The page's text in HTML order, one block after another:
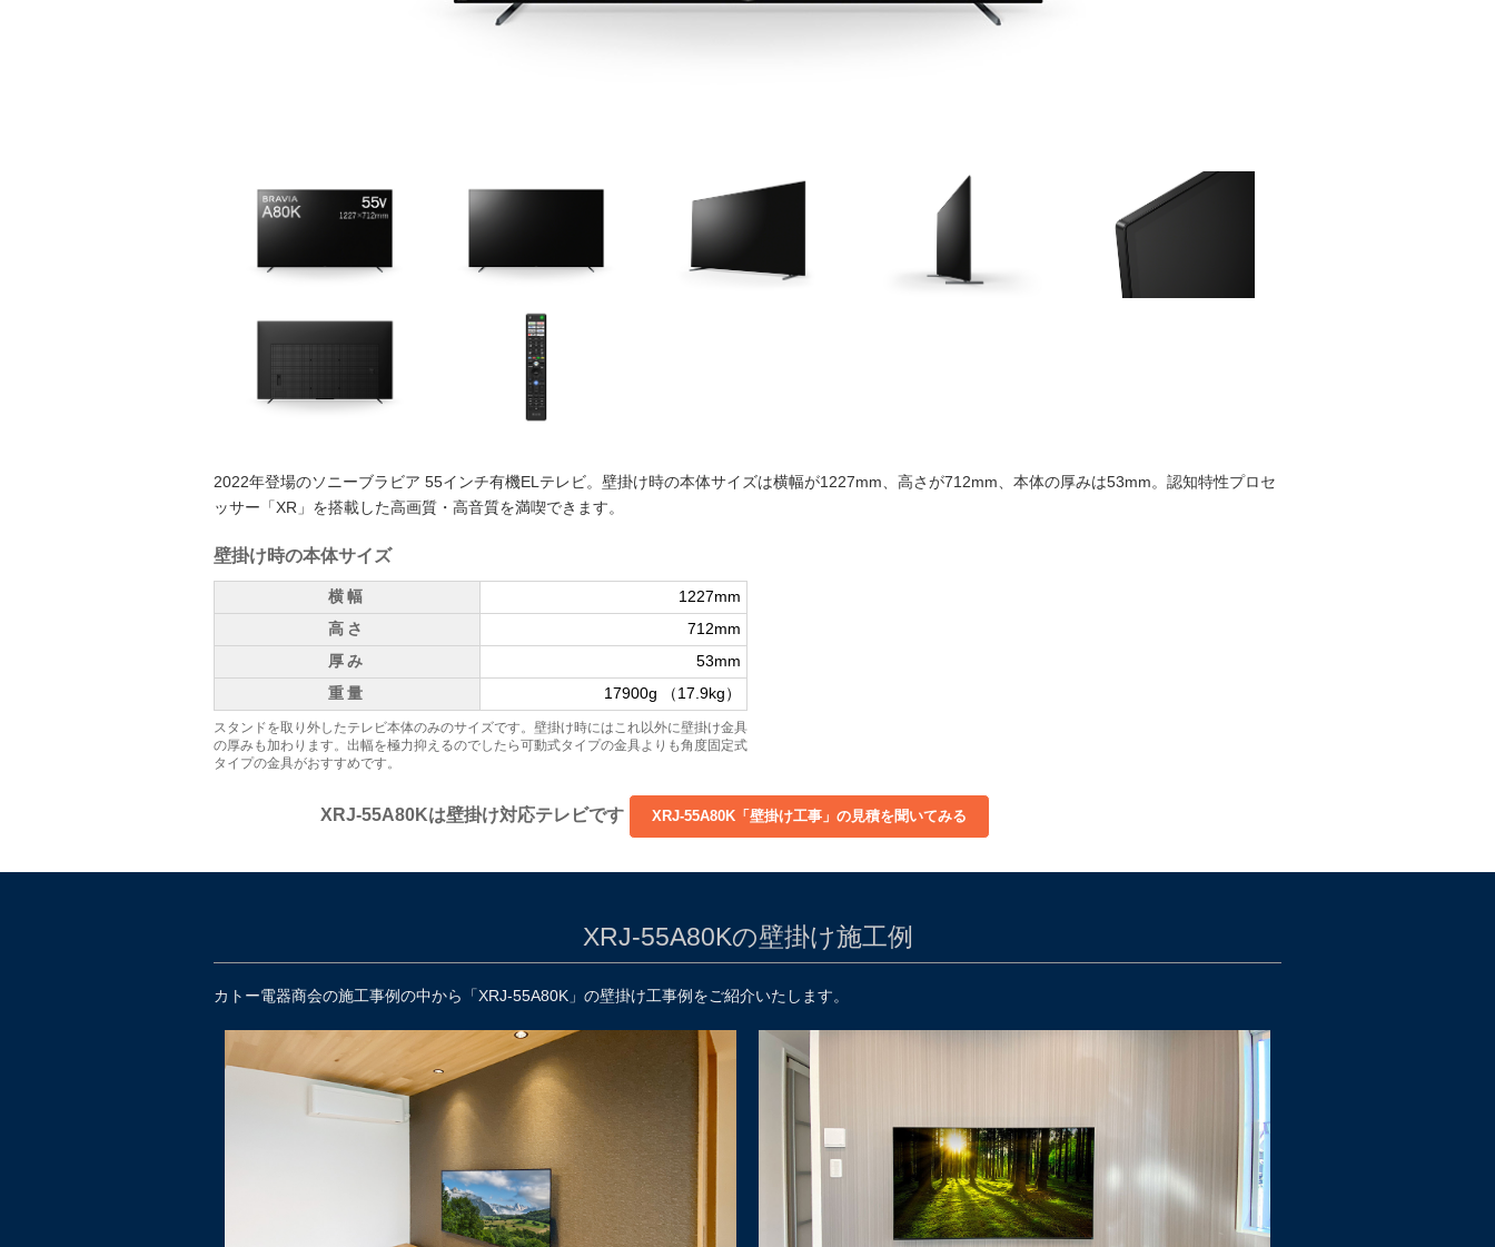
2022年登場のソニーブラビア 55インチ有機ELテレビ。壁掛け時の本体サイズは横幅が1227mm、高さが712mm、本体の厚みは53mm。認知特性プロセ
ッサー「XR」を搭載した高画質・高音質を満喫できます。
壁掛け時の本体サイズ
スタンドを取り外したテレビ本体のみのサイズです。壁掛け時にはこれ以外に壁掛け金具
の厚みも加わります。出幅を極力抑えるのでしたら可動式タイプの金具よりも角度固定式
タイプの金具がおすすめです。
横幅
1227mm
高さ
712mm
厚み
53mm
重量
17900g （17.9kg）
XRJ-55A80Kは壁掛け対応テレビです
XRJ-55A80Kの壁掛け施工例
カトー電器商会の施工事例の中から「XRJ-55A80K」の壁掛け工事例をご紹介いたします。